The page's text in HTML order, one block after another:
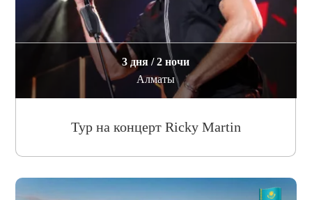
3 дня / 2 ночи
Алматы
Тур на концерт Ricky Martin